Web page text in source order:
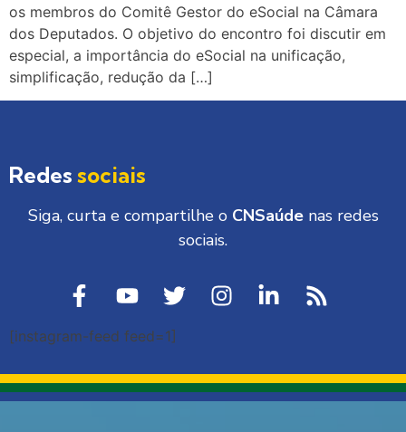
os membros do Comitê Gestor do eSocial na Câmara
dos Deputados. O objetivo do encontro foi discutir em
especial, a importância do eSocial na unificação,
simplificação, redução da […]
Redes sociais
Siga, curta e compartilhe o CNSaúdenas redes
sociais.
[instagram-feed feed=1]